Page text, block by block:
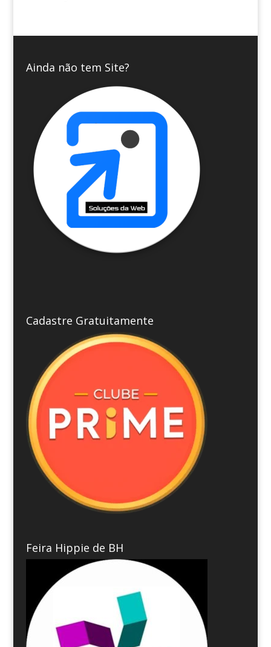
Ainda não tem Site?
Cadastre Gratuitamente
Feira Hippie de BH